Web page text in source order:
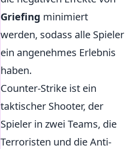
Griefing minimiert
werden, sodass alle Spieler
ein angenehmes Erlebnis
haben.
Counter-Strike ist ein
taktischer Shooter, der
Spieler in zwei Teams, die
Terroristen und die Anti-